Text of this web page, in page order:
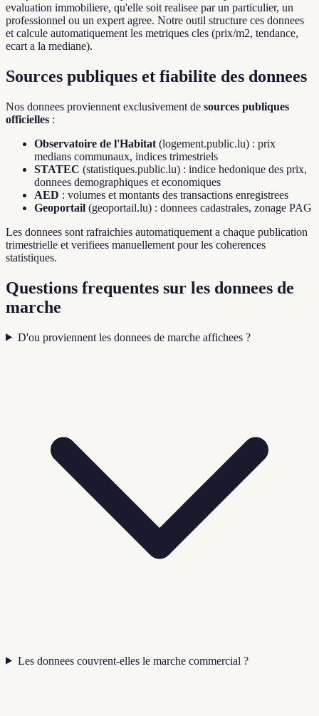
evaluation immobiliere, qu'elle soit realisee par un particulier, un
professionnel ou un expert agree. Notre outil structure ces donnees
et calcule automatiquement les metriques cles (prix/m2, tendance,
ecart a la mediane).
Sources publiques et fiabilite des donnees
Nos donnees proviennent exclusivement de sources publiques
officielles :
Observatoire de l'Habitat (logement.public.lu) : prix
medians communaux, indices trimestriels
STATEC (statistiques.public.lu) : indice hedonique des prix,
donnees demographiques et economiques
AED : volumes et montants des transactions enregistrees
Geoportail (geoportail.lu) : donnees cadastrales, zonage PAG
Les donnees sont rafraichies automatiquement a chaque publication
trimestrielle et verifiees manuellement pour les coherences
statistiques.
Questions frequentes sur les donnees de
marche
D'ou proviennent les donnees de marche affichees ?
Les donnees couvrent-elles le marche commercial ?